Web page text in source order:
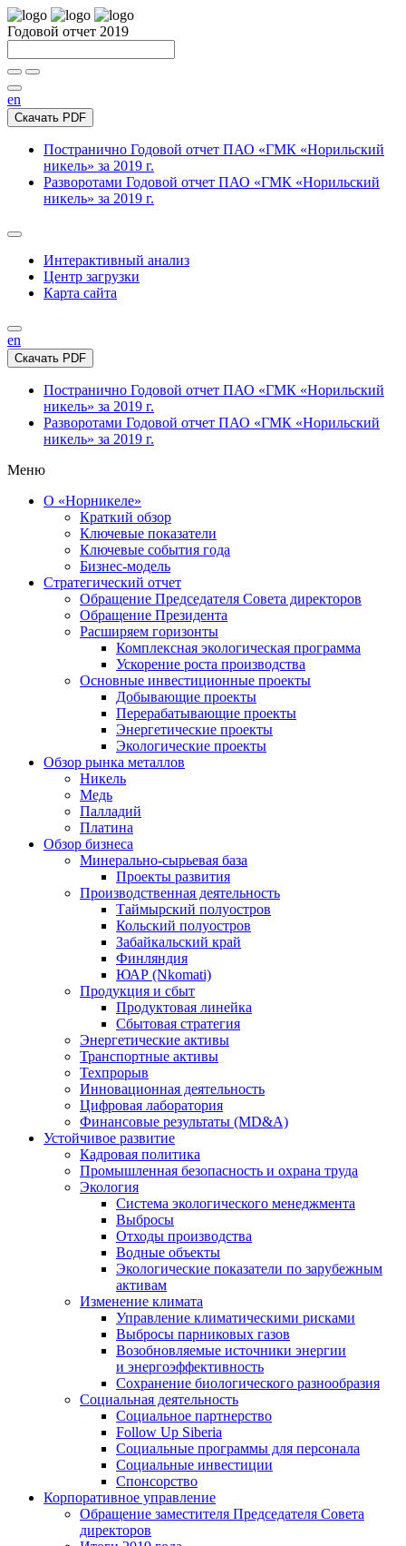
Годовой отчет 2019
en
Скачать PDF
Постранично Годовой отчет ПАО «ГМК «Норильский
никель» за 2019 г.
Разворотами Годовой отчет ПАО «ГМК «Норильский
никель» за 2019 г.
Интерактивный анализ
Центр загрузки
Карта сайта
en
Скачать PDF
Постранично Годовой отчет ПАО «ГМК «Норильский
никель» за 2019 г.
Разворотами Годовой отчет ПАО «ГМК «Норильский
никель» за 2019 г.
Меню
О «Норникеле»
Краткий обзор
Ключевые показатели
Ключевые события года
Бизнес-модель
Стратегический отчет
Обращение Председателя Совета директоров
Обращение Президента
Расширяем горизонты
Комплексная экологическая программа
Ускорение роста производства
Основные инвестиционные проекты
Добывающие проекты
Перерабатывающие проекты
Энергетические проекты
Экологические проекты
Обзор рынка металлов
Никель
Медь
Палладий
Платина
Обзор бизнеса
Минерально-сырьевая база
Проекты развития
Производственная деятельность
Таймырский полуостров
Кольский полуостров
Забайкальский край
Финляндия
ЮАР (Nkomati)
Продукция и сбыт
Продуктовая линейка
Сбытовая стратегия
Энергетические активы
Транспортные активы
Техпрорыв
Инновационная деятельность
Цифровая лаборатория
Финансовые результаты (MD&A)
Устойчивое развитие
Кадровая политика
Промышленная безопасность и охрана труда
Экология
Система экологического менеджмента
Выбросы
Отходы производства
Водные объекты
Экологические показатели по зарубежным
активам
Изменение климата
Управление климатическими рисками
Выбросы парниковых газов
Возобновляемые источники энергии
и энергоэффективность
Сохранение биологического разнообразия
Социальная деятельность
Социальное партнерство
Follow Up Siberia
Социальные программы для персонала
Социальные инвестиции
Спонсорство
Корпоративное управление
Обращение заместителя Председателя Совета
директоров